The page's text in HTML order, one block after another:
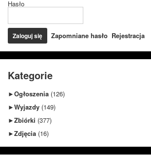
Hasło
Zapomniane hasło Rejestracja
Kategorie
►Ogłoszenia (126)
►Wyjazdy (149)
►Zbiórki (377)
►Zdjęcia (16)